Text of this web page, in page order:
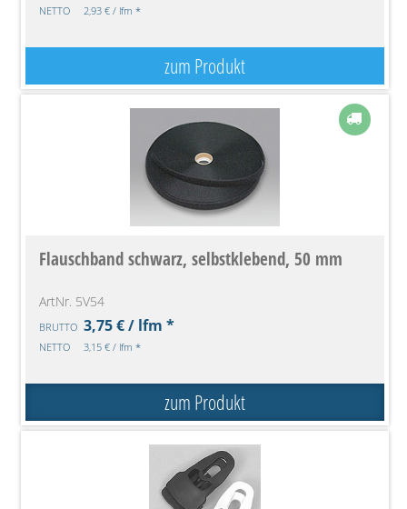
NETTO 2,93 € / lfm *
zum Produkt
Flauschband schwarz, selbstklebend, 50 mm
ArtNr. 5V54
BRUTTO 3,75 € / lfm *
NETTO 3,15 € / lfm *
zum Produkt